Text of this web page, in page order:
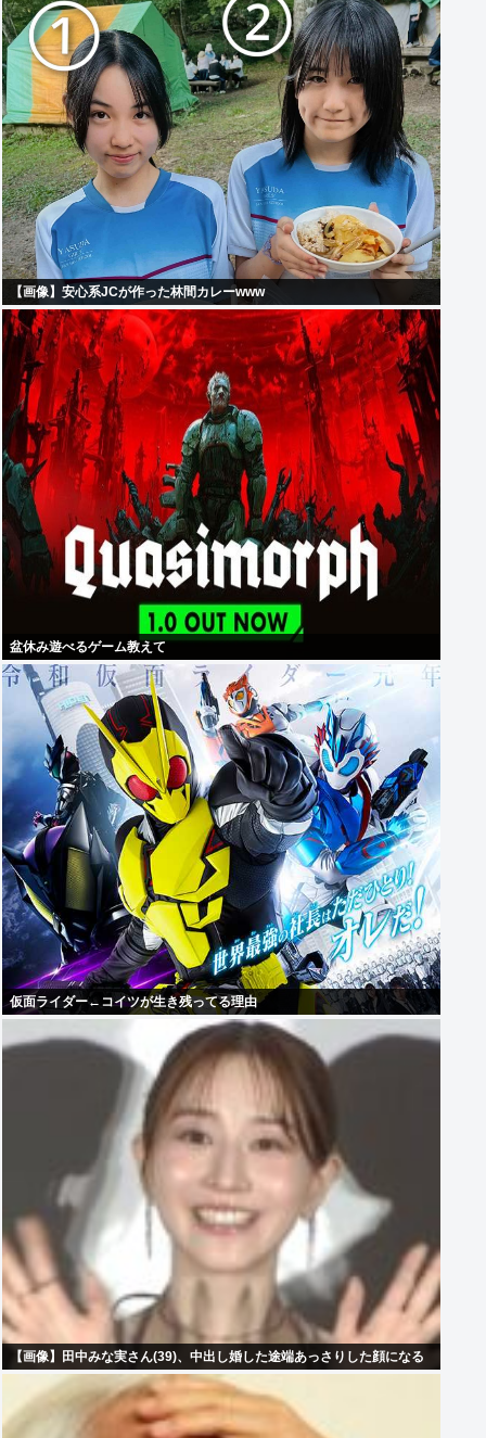
【画像】安心系JCが作った林間カレーwww
盆休み遊べるゲーム教えて
仮面ライダー←コイツが生き残ってる理由
【画像】田中みな実さん(39)、中出し婚した途端あっさりした顔になる